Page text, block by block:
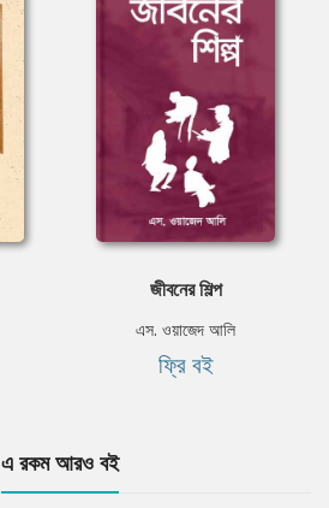
জীবনের শিল্প
এস. ওয়াজেদ আলি
ফ্রি বই
এ রকম আরও বই